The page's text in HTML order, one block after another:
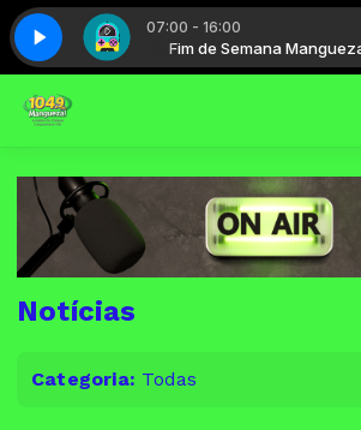
07:00 - 16:00
Fim de Semana Manguezal
Maratona - Parte 6
Notícias
Categoria: Todas